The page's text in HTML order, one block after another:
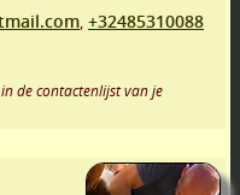
, +32485310088
de contactenlijst van je